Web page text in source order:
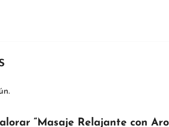
“Masaje Relajante con